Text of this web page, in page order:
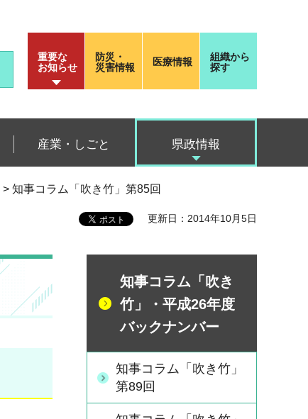
重要な
お知らせ
防災・
災害情報
医療情報
組織から
探す
産業・しごと 県政情報
> 知事コラム「吹き竹」第85回
更新日：2014年10月5日
知事コラム「吹き
竹」・平成26年度
バックナンバー
知事コラム「吹き竹」
第89回